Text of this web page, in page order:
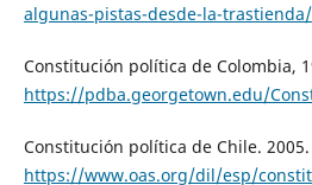
algunas-pistas-desde-la-trastienda/
Constitución política de Colombia,
https://pdba.georgetown.edu/
Constitución política de Chile. 2005.
https://www.oas.org/dil/esp/